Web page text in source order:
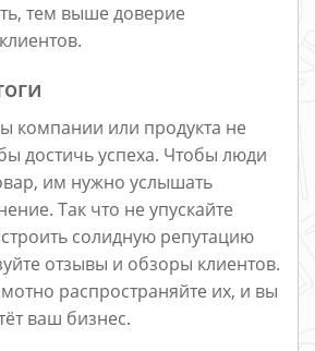
тем выше доверие
компании или продукта не
достичь успеха. Чтобы люди
им нужно услышать
Так что не упускайте
солидную репутацию
отзывы и обзоры клиентов.
распространяйте их, и вы
ваш бизнес.